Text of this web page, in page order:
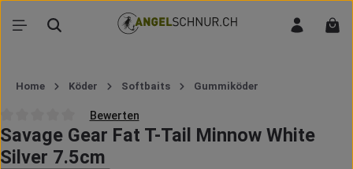
Zum Hauptinhalt springen
Home Köder Softbaits Gummiköder
Durchschnittliche Bewertung von 0 von 5 Sternen
Bewerten
Savage Gear Fat T-Tail Minnow White
Silver 7.5cm